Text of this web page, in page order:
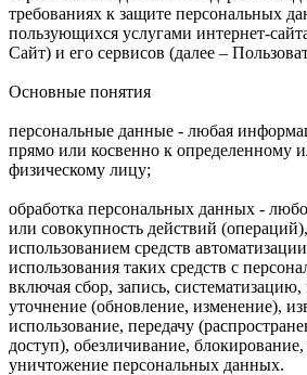
требованиях к защите персональных
пользующихся услугами интернет-
Сайт) и его сервисов (далее –
Основные понятия
персональные данные - любая
прямо или косвенно к определенному
физическому лицу;
обработка персональных данных -
или совокупность действий
использованием средств
использования таких средств с
включая сбор, запись,
уточнение (обновление, изменение),
использование, передачу
доступ), обезличивание, блокирование,
уничтожение персональных данных.